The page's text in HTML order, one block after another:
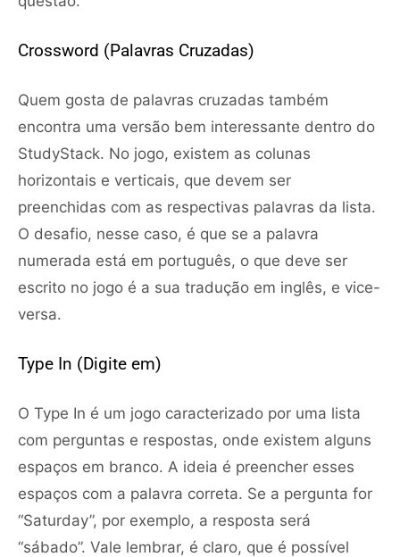
Crossword (Palavras Cruzadas)
Quem gosta de palavras cruzadas também
encontra uma versão bem interessante dentro do
StudyStack. No jogo, existem as colunas
horizontais e verticais, que devem ser
preenchidas com as respectivas palavras da lista.
O desafio, nesse caso, é que se a palavra
numerada está em português, o que deve ser
escrito no jogo é a sua tradução em inglês, e vice-
versa.
Type In (Digite em)
O Type In é um jogo caracterizado por uma lista
com perguntas e respostas, onde existem alguns
espaços em branco. A ideia é preencher esses
espaços com a palavra correta. Se a pergunta for
“Saturday”, por exemplo, a resposta será
“sábado”. Vale lembrar, é claro, que é possível